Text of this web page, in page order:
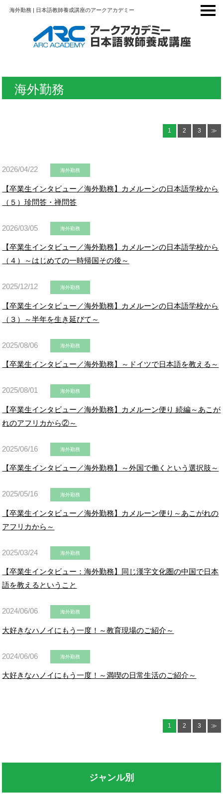
海外勤務 | 日本語教師養成講座のアークアカデミー
海外勤務
1 2 3 ≫
2026/04/22 海外勤務
【卒業生インタビュー／海外勤務】カメルーンの日本語学校から
（５）珍問答・禅問答
2026/03/05 海外勤務
【卒業生インタビュー／海外勤務】カメルーンの日本語学校から
（４）～はじめての一時帰国その後～
2025/12/12 海外勤務
【卒業生インタビュー／海外勤務】カメルーンの日本語学校から
（３）～半年を生き延びて～
2025/08/06 海外勤務
【卒業生インタビュー／海外勤務】～ドイツで日本語を教える～
2025/08/01 海外勤務
【卒業生インタビュー／海外勤務】カメルーン便り 続編～あこが
れのアフリカから②～
2025/06/16 海外勤務
【卒業生インタビュー／海外勤務】～外国で働くという選択肢～
2025/05/16 海外勤務
【卒業生インタビュー／海外勤務】カメルーン便り～あこがれの
アフリカから～
2025/03/24 海外勤務
【卒業生インタビュー：海外勤務】同じ漢字文化圏の中国で日本
語を教えるということ
2024/06/06 海外勤務
大好きなハノイにもう一度！～教育現場のご紹介～
2024/06/06 海外勤務
大好きなハノイにもう一度！～満喫の日常生活のご紹介～
1 2 3 ≫
ジャンル別